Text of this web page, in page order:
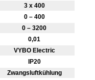
3 x 400
0 – 400
0 – 3200
0,01
VYBO Electric
IP20
Zwangsluftkühlung